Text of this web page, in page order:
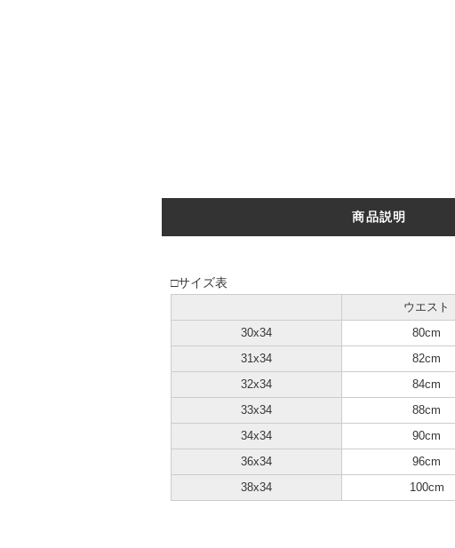
商品説明
□サイズ表
ウエスト
30x34 80cm
31x34 82cm
32x34 84cm
33x34 88cm
34x34 90cm
36x34 96cm
38x34 100cm